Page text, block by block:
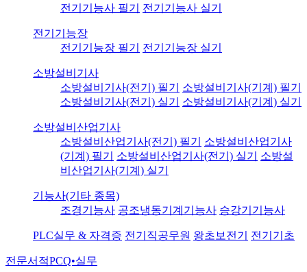
전기기능사 필기
전기기능사 실기
전기기능장
전기기능장 필기
전기기능장 실기
소방설비기사
소방설비기사(전기) 필기
소방설비기사(기계) 필기
소방설비기사(전기) 실기
소방설비기사(기계) 실기
소방설비산업기사
소방설비산업기사(전기) 필기
소방설비산업기사
(기계) 필기
소방설비산업기사(전기) 실기
소방설
비산업기사(기계) 실기
기능사(기타 종목)
조경기능사 공조냉동기계기능사 승강기기능사
PLC실무 & 자격증 전기직공무원 왕초보전기 전기기초
전문서적PCQ•실무